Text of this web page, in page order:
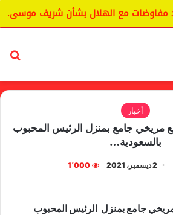
مع الهلال بشأن شريف موسى.
أخبار
مريخي جامع بمنزل الرئيس المحبوب
بالسعودية…
2 ديسمبر، 2021 1٬000
جامع بمنزل الرئيس المحبوب